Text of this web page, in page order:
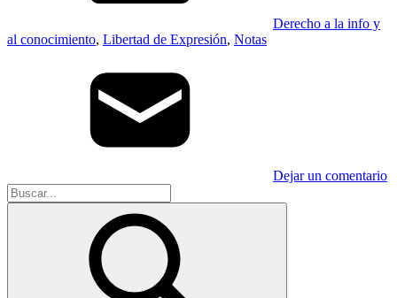
Derecho a la info y
al conocimiento, Libertad de Expresión, Notas
Dejar un comentario
Buscar: